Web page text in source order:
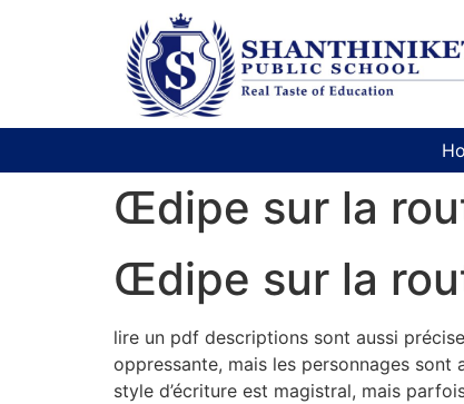
Œdipe sur la
Œdipe sur la
lire un pdf descriptions sont aussi
oppressante, mais les personnages
style d’écriture est magistral, mais